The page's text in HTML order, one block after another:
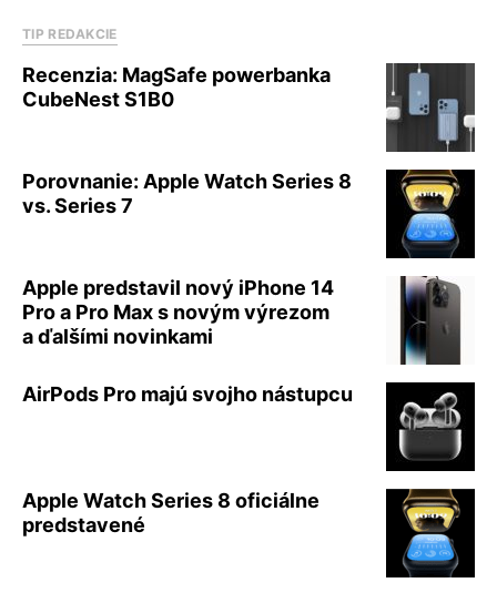
TIP REDAKCIE
Recenzia: MagSafe powerbanka
CubeNest S1B0
Porovnanie: Apple Watch Series 8
vs. Series 7
Apple predstavil nový iPhone 14
Pro a Pro Max s novým výrezom
a ďalšími novinkami
AirPods Pro majú svojho nástupcu
Apple Watch Series 8 oficiálne
predstavené